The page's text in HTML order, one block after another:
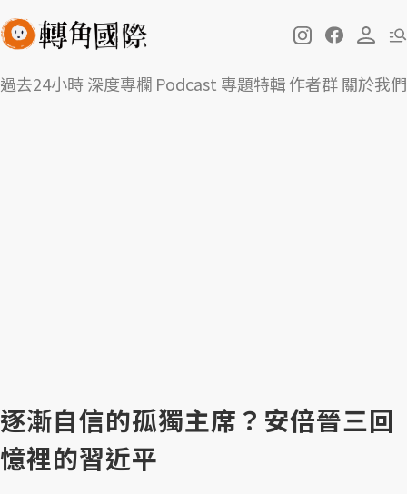
過去24小時深度專欄 Podcast 專題特輯作者群關於我們
逐漸自信的孤獨主席？安倍晉三回
憶裡的習近平